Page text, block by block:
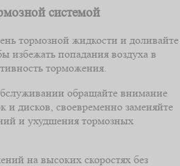
системой
тормозной жидкости и доливайте
избежать попадания воздуха в
торможения.
обращайте внимание
и дисков, своевременно заменяйте
и ухудшения тормозных
на высоких скоростях без